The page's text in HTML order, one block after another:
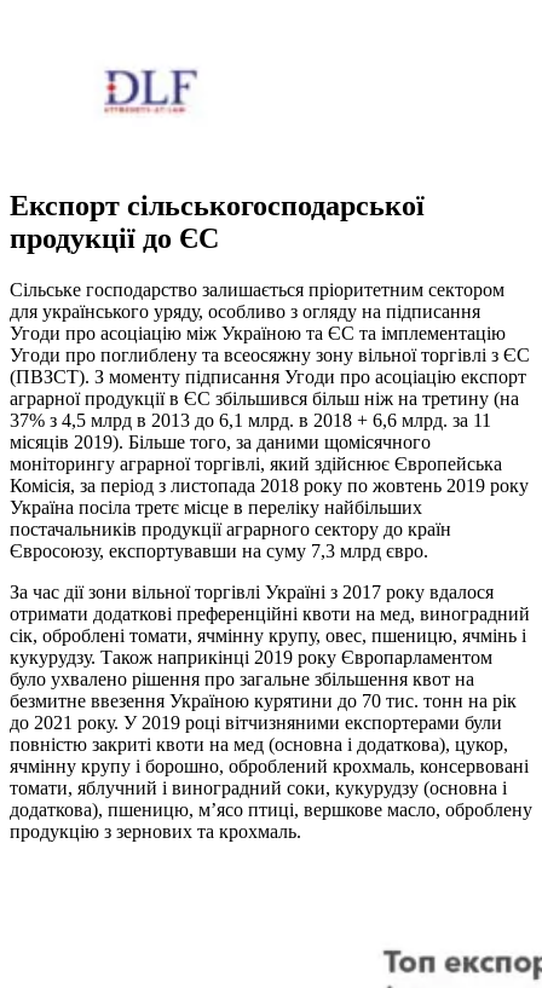
Експорт сільськогосподарської
продукції до ЄС
Сільське господарство залишається пріоритетним сектором
для українського уряду, особливо з огляду на підписання
Угоди про асоціацію між Україною та ЄС та імплементацію
Угоди про поглиблену та всеосяжну зону вільної торгівлі з ЄС
(ПВЗСТ). З моменту підписання Угоди про асоціацію експорт
аграрної продукції в ЄС збільшився більш ніж на третину (на
37% з 4,5 млрд в 2013 до 6,1 млрд. в 2018 + 6,6 млрд. за 11
місяців 2019). Більше того, за даними щомісячного
моніторингу аграрної торгівлі, який здійснює Європейська
Комісія, за період з листопада 2018 року по жовтень 2019 року
Україна посіла третє місце в переліку найбільших
постачальників продукції аграрного сектору до країн
Євросоюзу, експортувавши на суму 7,3 млрд євро.
За час дії зони вільної торгівлі Україні з 2017 року вдалося
отримати додаткові преференційні квоти на мед, виноградний
сік, оброблені томати, ячмінну крупу, овес, пшеницю, ячмінь і
кукурудзу. Також наприкінці 2019 року Європарламентом
було ухвалено рішення про загальне збільшення квот на
безмитне ввезення Україною курятини до 70 тис. тонн на рік
до 2021 року. У 2019 році вітчизняними експортерами були
повністю закриті квоти на мед (основна і додаткова), цукор,
ячмінну крупу і борошно, оброблений крохмаль, консервовані
томати, яблучний і виноградний соки, кукурудзу (основна і
додаткова), пшеницю, м’ясо птиці, вершкове масло, оброблену
продукцію з зернових та крохмаль.